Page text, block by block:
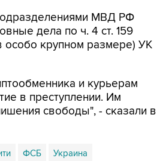
МВД РФ
дела по ч. 4 ст. 159
особо крупном размере) УК
и курьерам
в преступлении. Им
свободы", - сказали в
ФСБ Украина